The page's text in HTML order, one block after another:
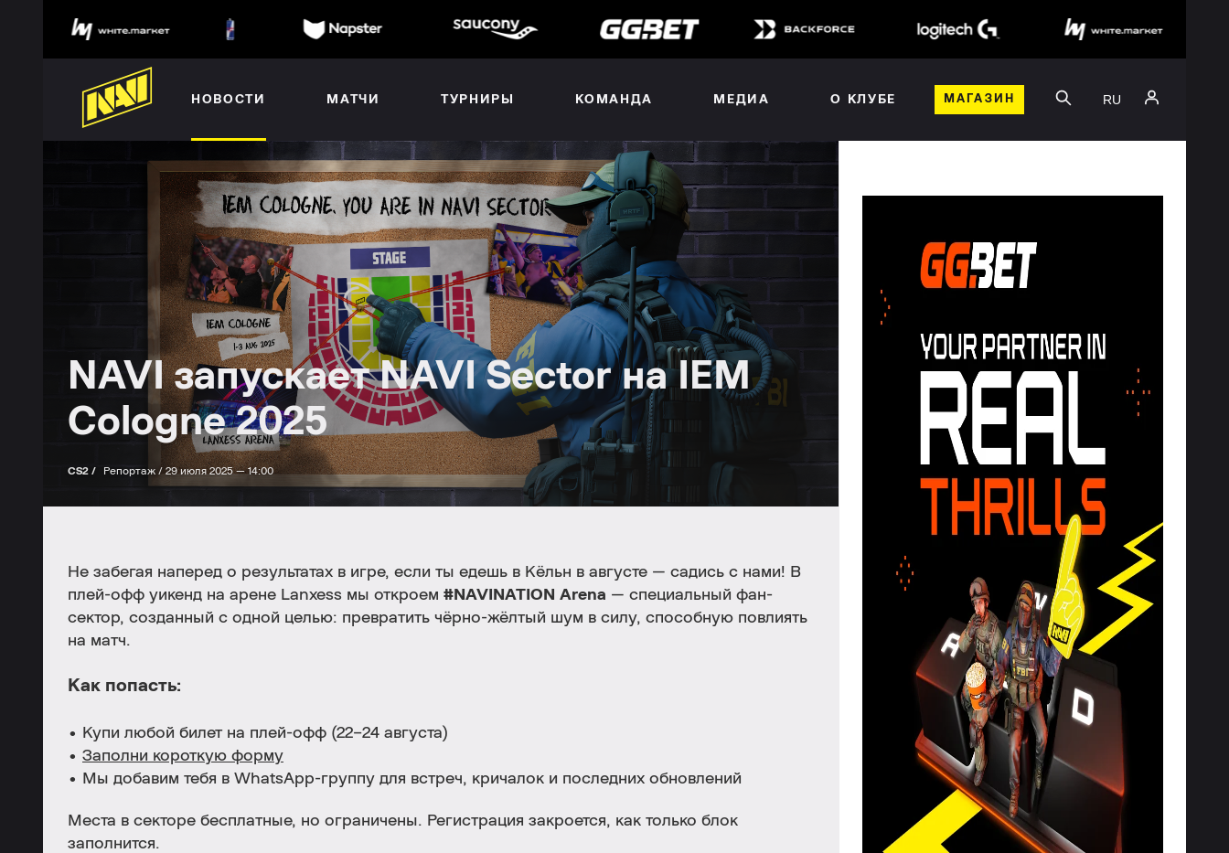
НОВОСТИ МАТЧИ ТУРНИРЫ КОМАНДА МЕДИА О КЛУБЕ МАГАЗИН RU
NAVI запускает NAVI Sector на IEM
Cologne 2025
CS2 / Репортаж / 29 июля 2025 — 14:00
Не забегая наперед о результатах в игре, если ты едешь в Кёльн в августе — садись с нами! В
плей-офф уикенд на арене Lanxess мы откроем #NAVINATION Arena — специальный фан-
сектор, созданный с одной целью: превратить чёрно-жёлтый шум в силу, способную повлиять
на матч.
Как попасть:
• Купи любой билет на плей-офф (22–24 августа)
• Заполни короткую форму
• Мы добавим тебя в WhatsApp-группу для встреч, кричалок и последних обновлений
Места в секторе бесплатные, но ограничены. Регистрация закроется, как только блок
заполнится.